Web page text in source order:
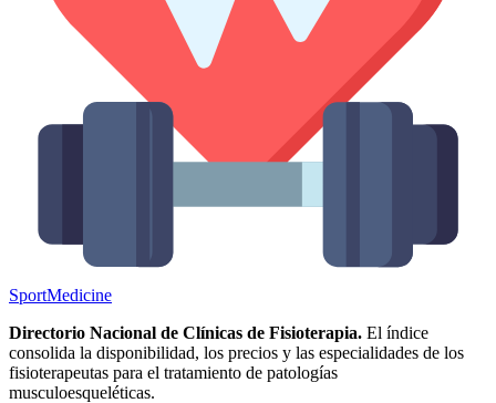
SportMedicine
Directorio Nacional de Clínicas de Fisioterapia. El índice
consolida la disponibilidad, los precios y las especialidades de los
fisioterapeutas para el tratamiento de patologías
musculoesqueléticas.